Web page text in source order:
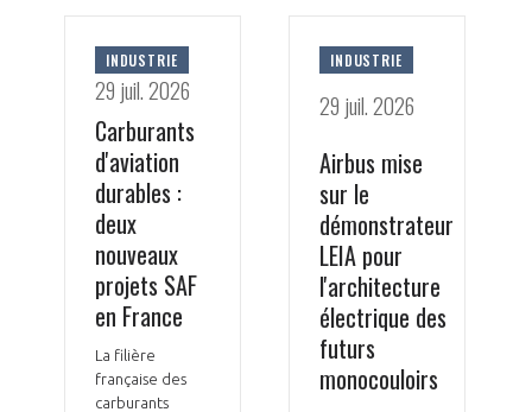
INDUSTRIE
29 juil. 2026
Carburants
d'aviation
durables :
deux
nouveaux
projets SAF
en France
La filière
française des
carburants
INDUSTRIE
29 juil. 2026
Airbus mise
sur le
démonstrateur
LEIA pour
l'architecture
électrique des
futurs
monocouloirs